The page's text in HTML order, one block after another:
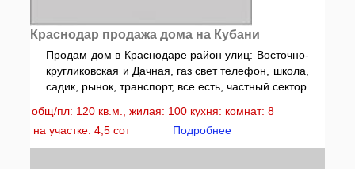
Краснодар продажа дома на Кубани
Продам дом в Краснодаре район улиц: Восточно-
кругликовская и Дачная, газ свет телефон, школа,
садик, рынок, транспорт, все есть, частный сектор
общ/пл: 120 кв.м., жилая: 100 кухня: комнат: 8
на участке: 4,5 сот
Подробнее